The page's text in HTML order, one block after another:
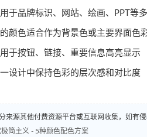
于品牌标识、网站、绘画、PPT等
颜色适合作为背景色或主要界面色
于按钮、链接、重要信息高亮显示
设计中保持色彩的层次感和对比度
来源其他付费资源平台或互联网收集，如有侵
简主义 - 5种颜色配色方案